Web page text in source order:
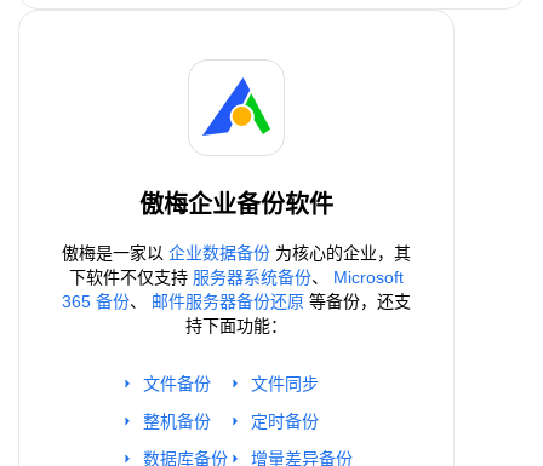
傲梅企业备份软件
傲梅是一家以 企业数据备份 为核心的企业，其
下软件不仅支持 服务器系统备份、 Microsoft
365 备份、 邮件服务器备份还原 等备份，还支
持下面功能：
文件备份
整机备份
数据库备份
文件同步
定时备份
增量差异备份